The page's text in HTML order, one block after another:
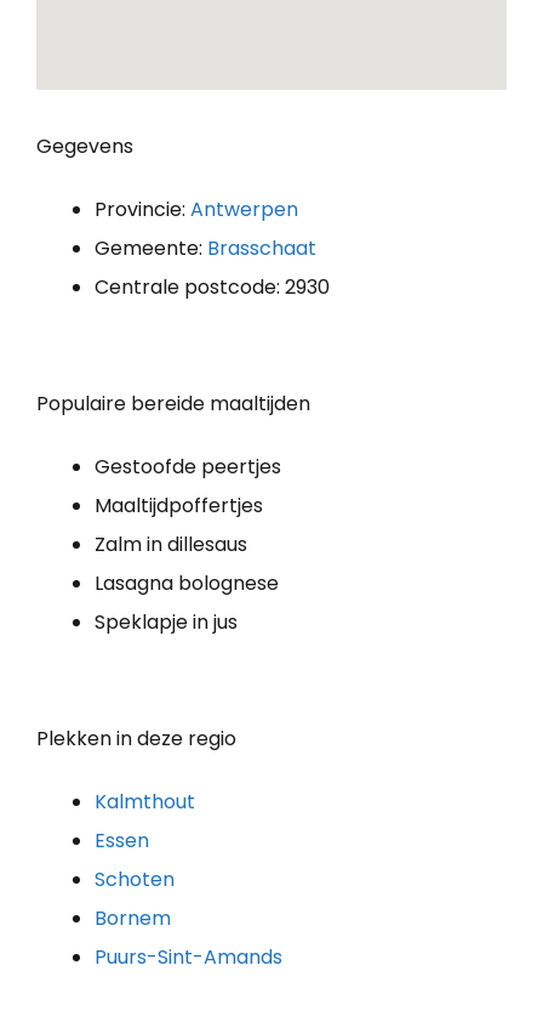
Gegevens
Provincie: Antwerpen
Gemeente: Brasschaat
Centrale postcode: 2930
Populaire bereide maaltijden
Gestoofde peertjes
Maaltijdpoffertjes
Zalm in dillesaus
Lasagna bolognese
Speklapje in jus
Plekken in deze regio
Kalmthout
Essen
Schoten
Bornem
Puurs-Sint-Amands